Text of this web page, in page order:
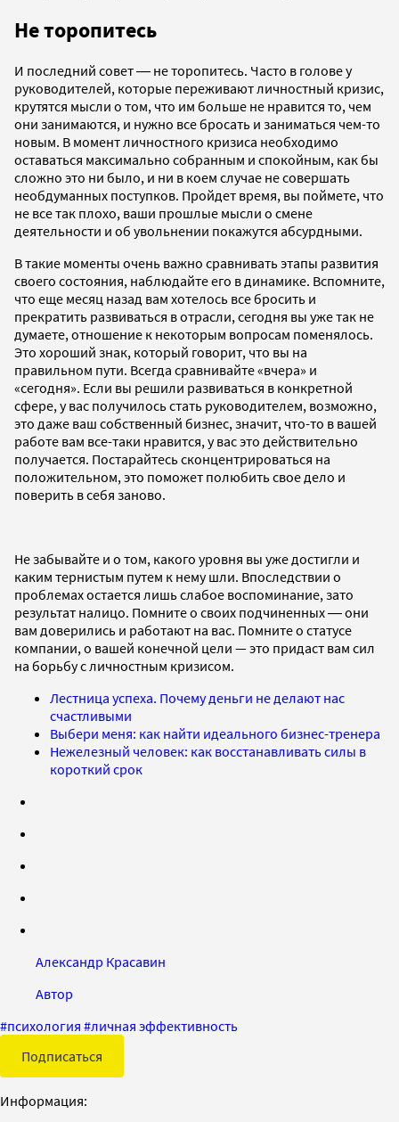
Не торопитесь
И последний совет ― не торопитесь. Часто в голове у
руководителей, которые переживают личностный кризис,
крутятся мысли о том, что им больше не нравится то, чем
они занимаются, и нужно все бросать и заниматься чем-то
новым. В момент личностного кризиса необходимо
оставаться максимально собранным и спокойным, как бы
сложно это ни было, и ни в коем случае не совершать
необдуманных поступков. Пройдет время, вы поймете, что
не все так плохо, ваши прошлые мысли о смене
деятельности и об увольнении покажутся абсурдными.
В такие моменты очень важно сравнивать этапы развития
своего состояния, наблюдайте его в динамике. Вспомните,
что еще месяц назад вам хотелось все бросить и
прекратить развиваться в отрасли, сегодня вы уже так не
думаете, отношение к некоторым вопросам поменялось.
Это хороший знак, который говорит, что вы на
правильном пути. Всегда сравнивайте «вчера» и
«сегодня». Если вы решили развиваться в конкретной
сфере, у вас получилось стать руководителем, возможно,
это даже ваш собственный бизнес, значит, что-то в вашей
работе вам все-таки нравится, у вас это действительно
получается. Постарайтесь сконцентрироваться на
положительном, это поможет полюбить свое дело и
поверить в себя заново.
Не забывайте и о том, какого уровня вы уже достигли и
каким тернистым путем к нему шли. Впоследствии о
проблемах остается лишь слабое воспоминание, зато
результат налицо. Помните о своих подчиненных ― они
вам доверились и работают на вас. Помните о статусе
компании, о вашей конечной цели — это придаст вам сил
на борьбу с личностным кризисом.
Лестница успеха. Почему деньги не делают нас
счастливыми
Выбери меня: как найти идеального бизнес-тренера
Нежелезный человек: как восстанавливать силы в
короткий срок
Александр Красавин
Автор
#психология #личная эффективность
Подписаться
Информация: